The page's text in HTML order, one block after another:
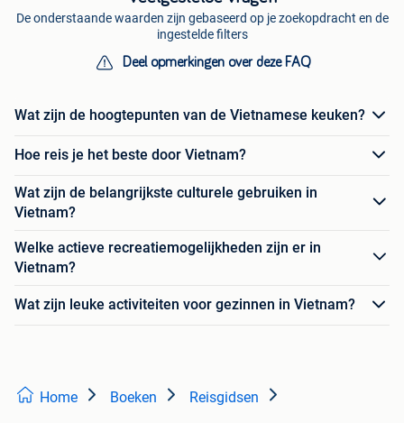
De onderstaande waarden zijn gebaseerd op je zoekopdracht en de
ingestelde filters
Deel opmerkingen over deze FAQ
Wat zijn de hoogtepunten van de Vietnamese keuken?
Hoe reis je het beste door Vietnam?
Wat zijn de belangrijkste culturele gebruiken in
Vietnam?
Welke actieve recreatiemogelijkheden zijn er in
Vietnam?
Wat zijn leuke activiteiten voor gezinnen in Vietnam?
Home Boeken Reisgidsen